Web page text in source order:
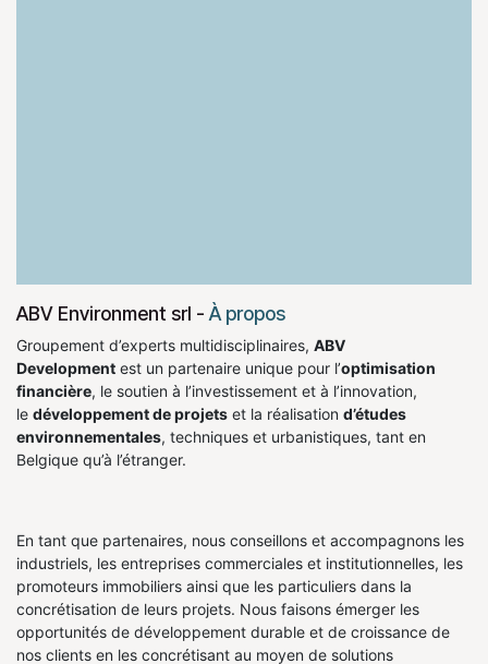
ABV Environment srl - À propos
Groupement d’experts multidisciplinaires, ABV
Development est un partenaire unique pour l’optimisation
financière, le soutien à l’investissement et à l’innovation,
le développement de projets et la réalisation d’études
environnementales, techniques et urbanistiques, tant en
Belgique qu’à l’étranger.
En tant que partenaires, nous conseillons et accompagnons les
industriels, les entreprises commerciales et institutionnelles, les
promoteurs immobiliers ainsi que les particuliers dans la
concrétisation de leurs projets. Nous faisons émerger les
opportunités de développement durable et de croissance de
nos clients en les concrétisant au moyen de solutions